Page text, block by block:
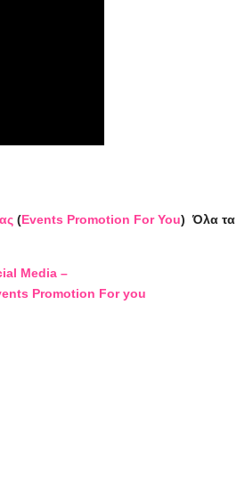
(Events Promotion For You) Όλα τα
Media –
Promotion For you